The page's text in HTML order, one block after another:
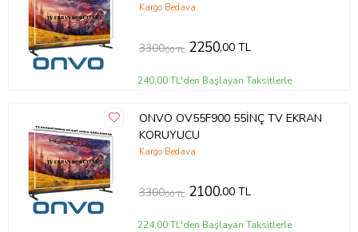
Kargo Bedava
3300,00 TL 2250,00 TL
240,00 TL'den Başlayan Taksitlerle
ONVO OV55F900 55İNÇ TV EKRAN
KORUYUCU
Kargo Bedava
3300,00 TL 2100,00 TL
224,00 TL'den Başlayan Taksitlerle